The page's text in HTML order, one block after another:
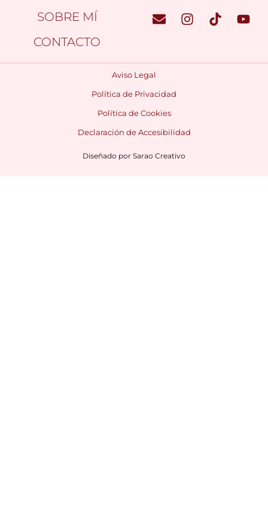
SOBRE MÍ
CONTACTO
Diseñado por Sarao Creativo
Aviso Legal
Política de Privacidad
Política de Cookies
Declaración de Accesibilidad